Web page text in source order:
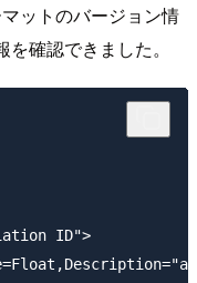
ットのバージョン情
確認できました。
ID">